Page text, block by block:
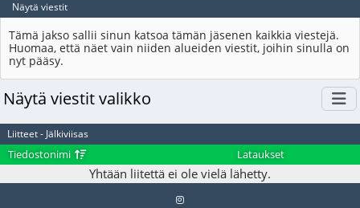
Näytä viestit
Tämä jakso sallii sinun katsoa tämän jäsenen kaikkia viestejä.
Huomaa, että näet vain niiden alueiden viestit, joihin sinulla on
nyt pääsy.
Näytä viestit valikko
Liitteet - Jälkiviisas
Tiedostonimi Lataukset
Yhtään liitettä ei ole vielä lähetty.